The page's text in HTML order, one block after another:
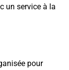
un service à la
pour